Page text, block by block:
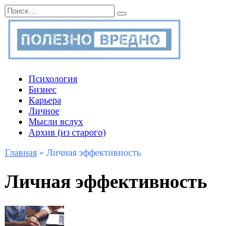
Перейти
к
содержанию
Search
for:
Психология
Бизнес
Карьера
Личное
Мысли вслух
Архив (из старого)
Главная » Личная эффективность
Личная эффективность